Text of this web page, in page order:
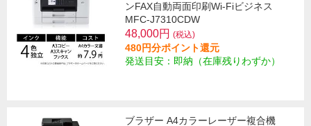
ンFAX自動両面印刷Wi-Fiビジネス
MFC-J7310CDW
48,000円 (税込)
480円分ポイント還元
発送目安：即納（在庫残りわずか）
ブラザー A4カラーレーザー複合機